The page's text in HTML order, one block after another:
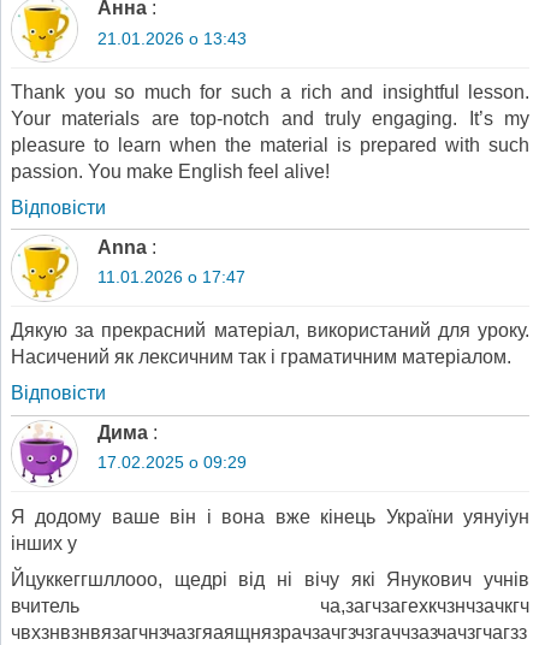
Анна :
21.01.2026 о 13:43
Thank you so much for such a rich and insightful lesson.
Your materials are top-notch and truly engaging. It’s my
pleasure to learn when the material is prepared with such
passion. You make English feel alive!
Відповіcти
Anna :
11.01.2026 о 17:47
Дякую за прекрасний матеріал, використаний для уроку.
Насичений як лексичним так і граматичним матеріалом.
Відповіcти
Дима :
17.02.2025 о 09:29
Я додому ваше він і вона вже кінець України уянуіун
інших у
Йцуккеггшллооо, щедрі від ні вічу які Янукович учнів
вчитель ча,загчзагехкчзнчзачкгч
чвхзнвзнвязагчнзчазгяаящнязрачзачгзчзгаччзазчачзгчагзз